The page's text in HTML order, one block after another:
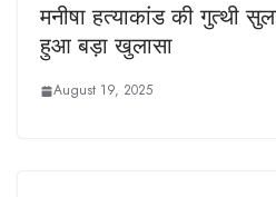
मनीषा हत्याकांड की गुत्थी
हुआ बड़ा खुलासा
August 19, 2025